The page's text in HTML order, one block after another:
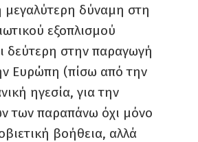
μεγαλύτερη δύναμη στη
εξοπλισμού
δεύτερη στην παραγωγή
Ευρώπη (πίσω από την
ηγεσία, για την
των παραπάνω όχι μόνο
βοήθεια, αλλά